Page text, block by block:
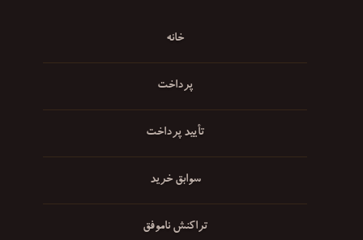
خانه
پرداخت
تأیید پرداخت
سوابق خرید
تراکنش ناموفق